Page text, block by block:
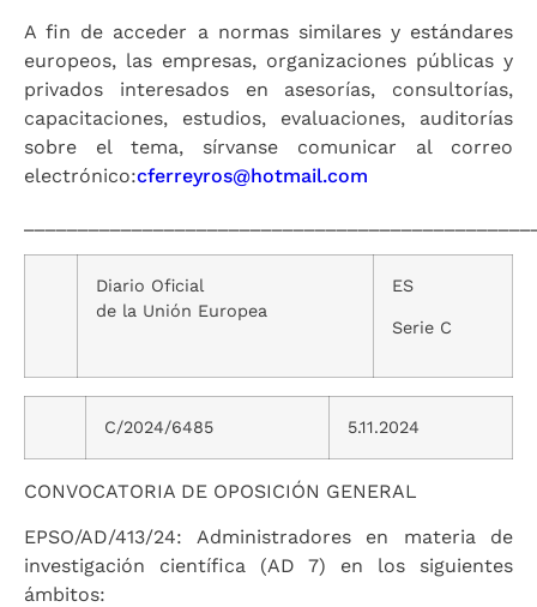
A fin de acceder a normas similares y estándares
europeos, las empresas, organizaciones públicas y
privados interesados en asesorías, consultorías,
capacitaciones, estudios, evaluaciones, auditorías
sobre el tema, sírvanse comunicar al correo
electrónico:cferreyros@hotmail.com
Diario Oficial
de la Unión Europea
ES
Serie C
C/2024/6485 5.11.2024
CONVOCATORIA DE OPOSICIÓN GENERAL
EPSO/AD/413/24: Administradores en materia de
investigación científica (AD 7) en los siguientes
ámbitos: